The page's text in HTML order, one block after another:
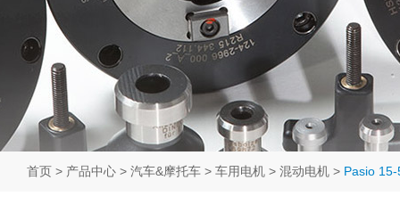
首页> 产品中心> 汽车&摩托车> 车用电机> 混动电机> Pasio